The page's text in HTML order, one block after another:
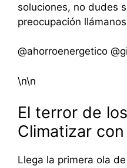
soluciones, no dudes
preocupación
@ahorroenergetico
\n\n
El terror de
Climatizar
Llega la primera ola